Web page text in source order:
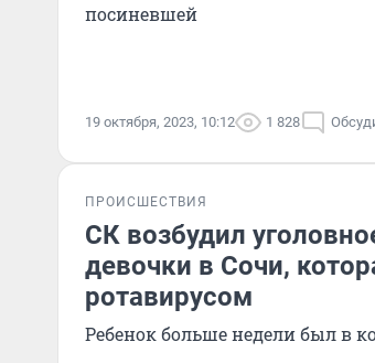
посиневшей
19 октября, 2023, 10:12 1 828
ПРОИСШЕСТВИЯ
СК возбудил
девочки в Сочи,
ротавирусом
Ребенок больше недели был в